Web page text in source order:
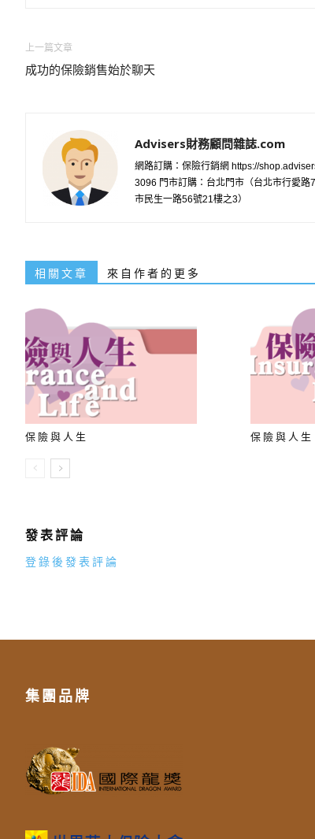
上一篇文章
成功的保險銷售始於聊天
Advisers財務顧問雜誌.com
網路訂購：保險行銷網 https://
3096 門市訂購：台北門市（台北市行愛
市民生一路56號21樓之3）
相關文章 來自作者的更多
保險與人生 保險與人生
發表評論
登錄後發表評論
集團品牌